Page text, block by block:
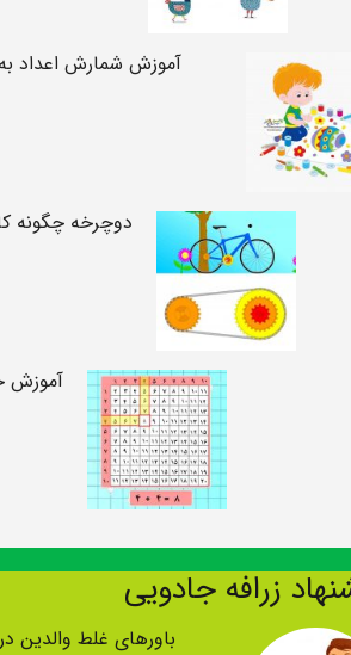
آموزش شمارش اعداد
دوچرخه چگونه
آموزش
زرافه جادویی
باورهای غلط والدین